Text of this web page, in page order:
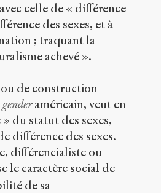
celle de « différence
des sexes, et à
; traquant la
achevé ».
de construction
genderaméricain, veut en
du statut des sexes,
différence des sexes.
différencialiste ou
le caractère social de
de sa